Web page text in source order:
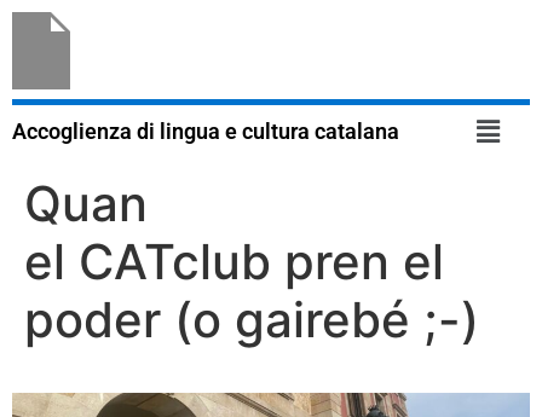
Accoglienza di lingua e cultura catalana
Quan
el CATclub pren el
poder (o gairebé ;-)